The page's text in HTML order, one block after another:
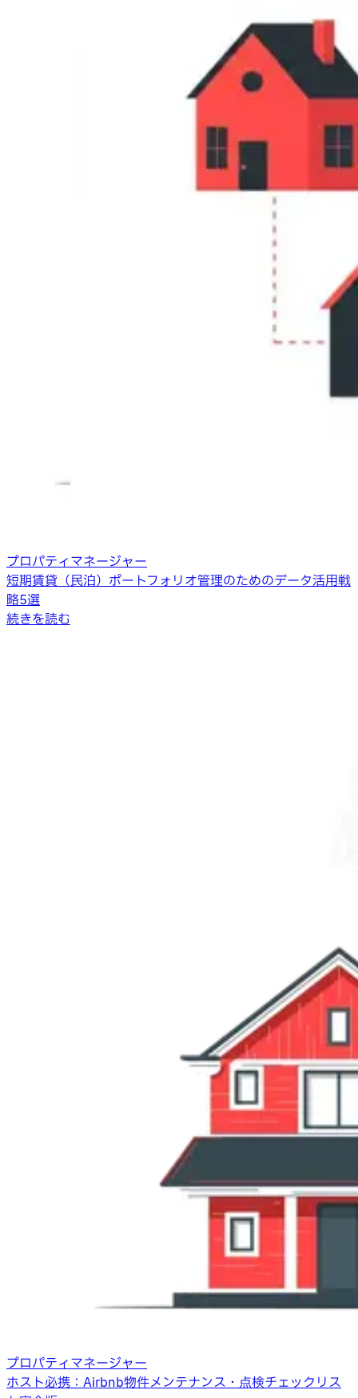
プロパティマネージャー
短期賃貸（民泊）ポートフォリオ管理のためのデータ活用戦
略5選
続きを読む
プロパティマネージャー
ホスト必携：Airbnb物件メンテナンス・点検チェックリス